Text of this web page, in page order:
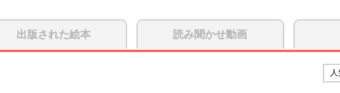
出版された絵本 読み聞かせ動画